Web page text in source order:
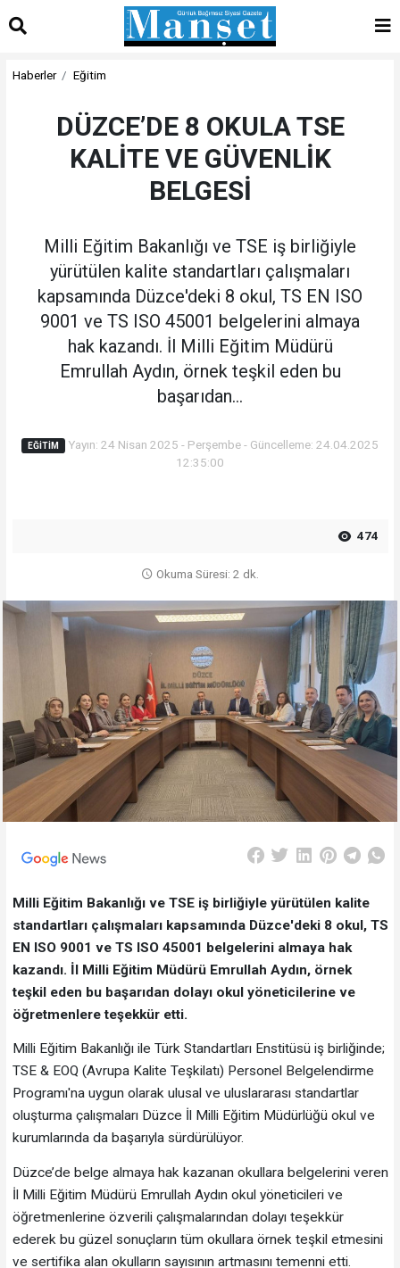
Haberler Eğitim
DÜZCE’DE 8 OKULA TSE
KALİTE VE GÜVENLİK
BELGESİ
Milli Eğitim Bakanlığı ve TSE iş birliğiyle
yürütülen kalite standartları çalışmaları
kapsamında Düzce'deki 8 okul, TS EN ISO
9001 ve TS ISO 45001 belgelerini almaya
hak kazandı. İl Milli Eğitim Müdürü
Emrullah Aydın, örnek teşkil eden bu
başarıdan...
EĞITIM
Yayın: 24 Nisan 2025 - Perşembe - Güncelleme: 24.04.2025
12:35:00
474
Okuma Süresi: 2 dk.
Milli Eğitim Bakanlığı ve TSE iş birliğiyle yürütülen kalite
standartları çalışmaları kapsamında Düzce'deki 8 okul, TS
EN ISO 9001 ve TS ISO 45001 belgelerini almaya hak
kazandı. İl Milli Eğitim Müdürü Emrullah Aydın, örnek
teşkil eden bu başarıdan dolayı okul yöneticilerine ve
öğretmenlere teşekkür etti.
Milli Eğitim Bakanlığı ile Türk Standartları Enstitüsü iş birliğinde;
TSE & EOQ (Avrupa Kalite Teşkilatı) Personel Belgelendirme
Programı'na uygun olarak ulusal ve uluslararası standartlar
oluşturma çalışmaları Düzce İl Milli Eğitim Müdürlüğü okul ve
kurumlarında da başarıyla sürdürülüyor.
Düzce’de belge almaya hak kazanan okullara belgelerini veren
İl Milli Eğitim Müdürü Emrullah Aydın okul yöneticileri ve
öğretmenlerine özverili çalışmalarından dolayı teşekkür
ederek bu güzel sonuçların tüm okullara örnek teşkil etmesini
ve sertifika alan okulların sayısının artmasını temenni etti.